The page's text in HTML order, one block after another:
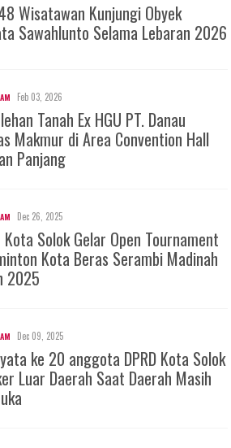
Wisatawan Kunjungi Obyek
Sawahlunto Selama Lebaran 2026
Feb 03, 2026
Tanah Ex HGU PT. Danau
Makmur di Area Convention Hall
Panjang
Dec 26, 2025
Kota Solok Gelar Open Tournament
Kota Beras Serambi Madinah
2025
Dec 09, 2025
ke 20 anggota DPRD Kota Solok
Luar Daerah Saat Daerah Masih